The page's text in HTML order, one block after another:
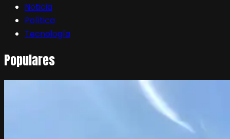
Noticia
Política
Tecnología
Populares